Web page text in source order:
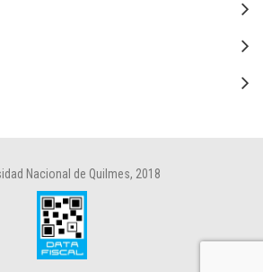
Nacional de Quilmes, 2018